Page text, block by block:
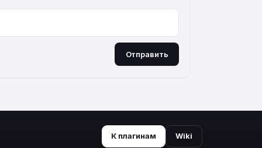
Отправить
К плагинам Wiki